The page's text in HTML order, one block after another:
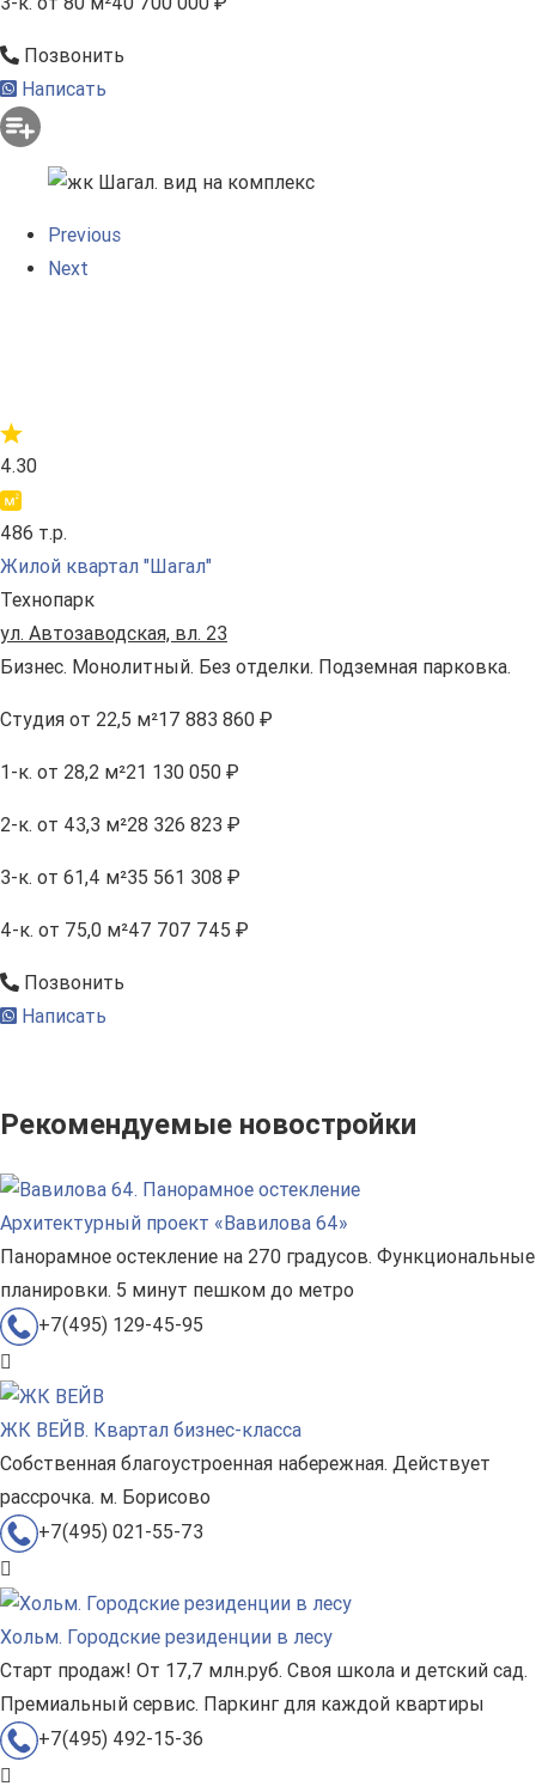
Позвонить
Написать
Previous
Next
4.30
486 т.р.
Жилой квартал "Шагал"
Технопарк
ул. Автозаводская, вл. 23
Бизнес. Монолитный. Без отделки. Подземная парковка.
Студия от 22,5 м²17 883 860 ₽
1-к. от 28,2 м²21 130 050 ₽
2-к. от 43,3 м²28 326 823 ₽
3-к. от 61,4 м²35 561 308 ₽
4-к. от 75,0 м²47 707 745 ₽
Позвонить
Написать
Рекомендуемые новостройки
Архитектурный проект «Вавилова 64»
Панорамное остекление на 270 градусов. Функциональные
планировки. 5 минут пешком до метро
+7(495) 129-45-95
ЖК ВЕЙВ. Квартал бизнес-класса
Собственная благоустроенная набережная. Действует
рассрочка. м. Борисово
+7(495) 021-55-73
Хольм. Городские резиденции в лесу
Старт продаж! От 17,7 млн.руб. Своя школа и детский сад.
Премиальный сервис. Паркинг для каждой квартиры
+7(495) 492-15-36